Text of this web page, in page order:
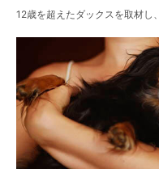
12歳を超えたダックスを取材し